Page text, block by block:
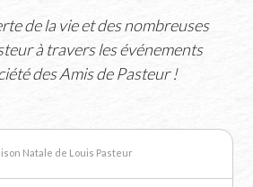
les
événements
de la vie et des nombreuses
à travers les événements
des Amis de Pasteur !
Natale de Louis Pasteur